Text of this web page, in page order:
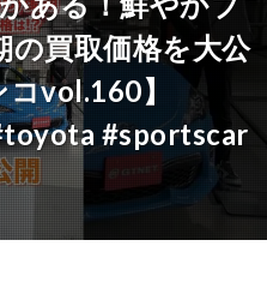
の買取価格を大公
vol.160】
#sportscar